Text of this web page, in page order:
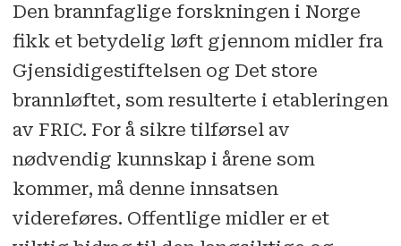
Den brannfaglige forskningen i Norge
fikk et betydelig løft gjennom midler fra
Gjensidigestiftelsen og Det store
brannløftet, som resulterte i etableringen
av FRIC. For å sikre tilførsel av
nødvendig kunnskap i årene som
kommer, må denne innsatsen
videreføres. Offentlige midler er et